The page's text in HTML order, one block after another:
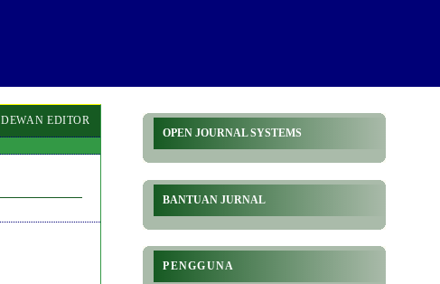
OPEN JOURNAL SYSTEMS
BANTUAN JURNAL
PENGGUNA
DEWAN EDITOR